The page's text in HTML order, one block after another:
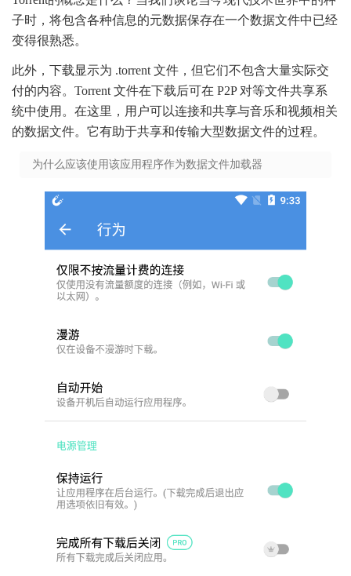
子时，将包含各种信息的元数据保存在一个数据文件中已经
变得很熟悉。
此外，下载显示为 .torrent 文件，但它们不包含大量实际交
付的内容。Torrent 文件在下载后可在 P2P 对等文件共享系
统中使用。在这里，用户可以连接和共享与音乐和视频相关
的数据文件。它有助于共享和传输大型数据文件的过程。
为什么应该使用该应用程序作为数据文件加载器